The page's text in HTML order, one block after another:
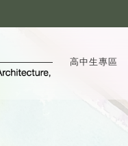
高中生專區